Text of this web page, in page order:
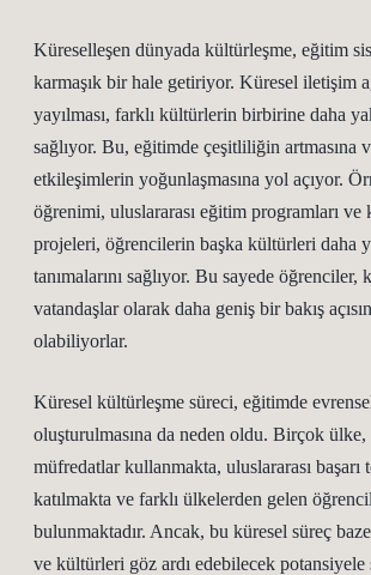
Küreselleşen dünyada kültürleşme, eğitim
karmaşık bir hale getiriyor. Küresel iletişim
yayılması, farklı kültürlerin birbirine daha
sağlıyor. Bu, eğitimde çeşitliliğin artmasına
etkileşimlerin yoğunlaşmasına yol açıyor.
öğrenimi, uluslararası eğitim programları
projeleri, öğrencilerin başka kültürleri daha
tanımalarını sağlıyor. Bu sayede öğrenciler,
vatandaşlar olarak daha geniş bir bakış
olabiliyorlar.
Küresel kültürleşme süreci, eğitimde
oluşturulmasına da neden oldu. Birçok
müfredatlar kullanmakta, uluslararası başarı
katılmakta ve farklı ülkelerden gelen
bulunmaktadır. Ancak, bu küresel süreç
ve kültürleri göz ardı edebilecek potansiyele